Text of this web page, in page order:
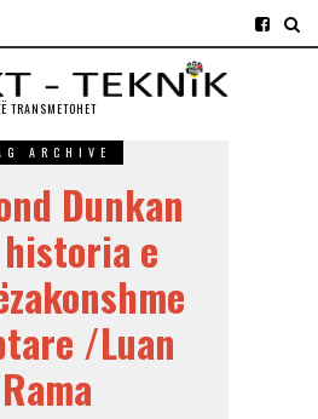
TRANSMETOHET
ARCHIVE
Dunkan
e
/Luan
Rama